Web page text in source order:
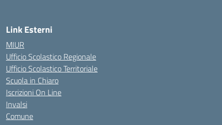
Link Esterni
MIUR
Ufficio Scolastico Regionale
Ufficio Scolastico Territoriale
Scuola in Chiaro
Iscrizioni On Line
Invalsi
Comune